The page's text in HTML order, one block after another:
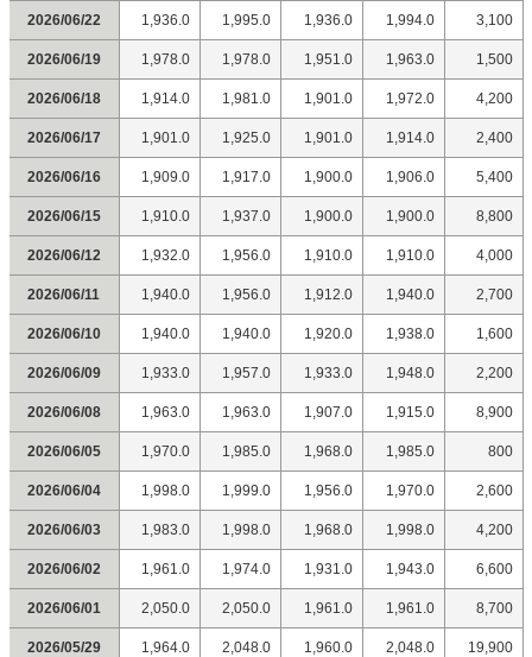
2026/06/22 1,936.0 1,995.0 1,936.0 1,994.0 3,100
2026/06/19 1,978.0 1,978.0 1,951.0 1,963.0 1,500
2026/06/18 1,914.0 1,981.0 1,901.0 1,972.0 4,200
2026/06/17 1,901.0 1,925.0 1,901.0 1,914.0 2,400
2026/06/16 1,909.0 1,917.0 1,900.0 1,906.0 5,400
2026/06/15 1,910.0 1,937.0 1,900.0 1,900.0 8,800
2026/06/12 1,932.0 1,956.0 1,910.0 1,910.0 4,000
2026/06/11 1,940.0 1,956.0 1,912.0 1,940.0 2,700
2026/06/10 1,940.0 1,940.0 1,920.0 1,938.0 1,600
2026/06/09 1,933.0 1,957.0 1,933.0 1,948.0 2,200
2026/06/08 1,963.0 1,963.0 1,907.0 1,915.0 8,900
2026/06/05 1,970.0 1,985.0 1,968.0 1,985.0 800
2026/06/04 1,998.0 1,999.0 1,956.0 1,970.0 2,600
2026/06/03 1,983.0 1,998.0 1,968.0 1,998.0 4,200
2026/06/02 1,961.0 1,974.0 1,931.0 1,943.0 6,600
2026/06/01 2,050.0 2,050.0 1,961.0 1,961.0 8,700
2026/05/29 1,964.0 2,048.0 1,960.0 2,048.0 19,900